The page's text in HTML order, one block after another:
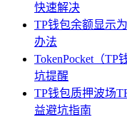
快速解决
TP钱包余额显示
办法
TokenPocket（
坑提醒
TP钱包质押波场
益避坑指南